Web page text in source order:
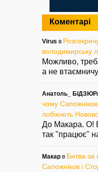
Коментарі
Virus в
володимирську
Можливо,
а не
Анатоль_
чому
лобіюють
До Макара. О!
так "працює"
Макар в Битва за
Сапожніков і